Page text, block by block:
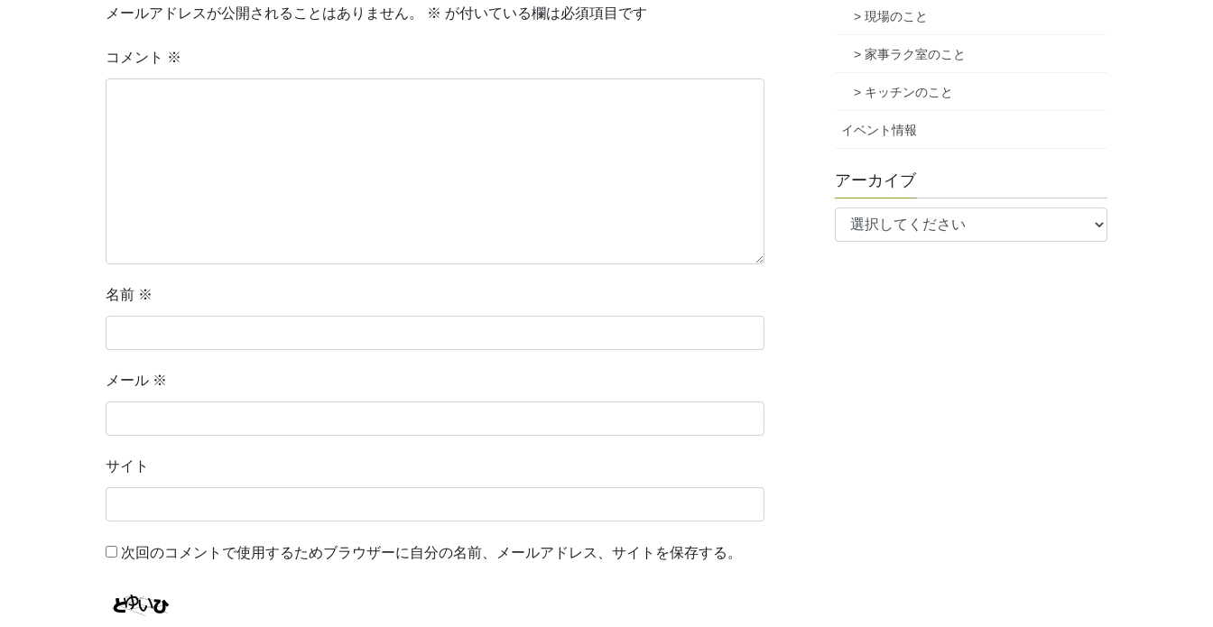
メールアドレスが公開されることはありません。 ※ が付いている欄は必須項目です
コメント ※
名前 ※
メール ※
サイト
次回のコメントで使用するためブラウザーに自分の名前、メールアドレス、サイトを保存する。
> 現場のこと
> 家事ラク室のこと
> キッチンのこと
イベント情報
アーカイブ